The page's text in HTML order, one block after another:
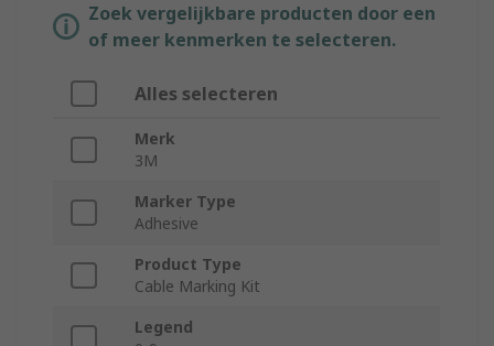
Zoek vergelijkbare producten door een
of meer kenmerken te selecteren.
Alles selecteren
Merk
3M
Marker Type
Adhesive
Product Type
Cable Marking Kit
Legend